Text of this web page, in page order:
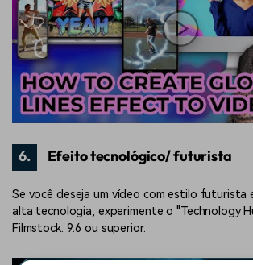
6. Efeito tecnológico/ futurista
Se você deseja um vídeo com estilo futurista
alta tecnologia, experimente o "Technology
Filmstock. 9.6 ou superior.